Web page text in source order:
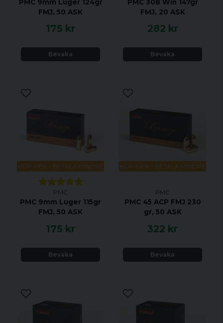
PMC 9mm Luger 124gr
FMJ, 50 ASK
175 kr
Bevaka
PMC 308 Win 147gr
FMJ, 20 ASK
282 kr
Bevaka
KÖP MER - BETALA MINDRE
PMC
PMC 9mm Luger 115gr
FMJ, 50 ASK
175 kr
Bevaka
KÖP MER - BETALA MINDRE
PMC
PMC 45 ACP FMJ 230
gr, 50 ASK
322 kr
Bevaka